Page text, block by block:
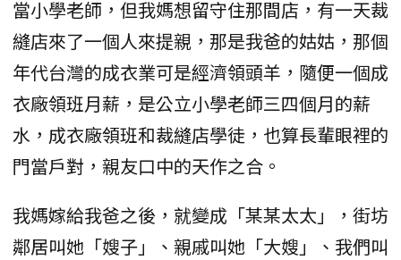
當小學老師，但我媽想留守住那間店，有一天裁
縫店來了一個人來提親，那是我爸的姑姑，那個
年代台灣的成衣業可是經濟領頭羊，隨便一個成
衣廠領班月薪，是公立小學老師三四個月的薪
水，成衣廠領班和裁縫店學徒，也算長輩眼裡的
門當戶對，親友口中的天作之合。
我媽嫁給我爸之後，就變成「某某太太」，街坊
鄰居叫她「嫂子」、親戚叫她「大嫂」、我們叫